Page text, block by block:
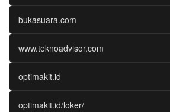
bukasuara.com
www.teknoadvisor.com
optimakit.id
optimakit.id/loker/